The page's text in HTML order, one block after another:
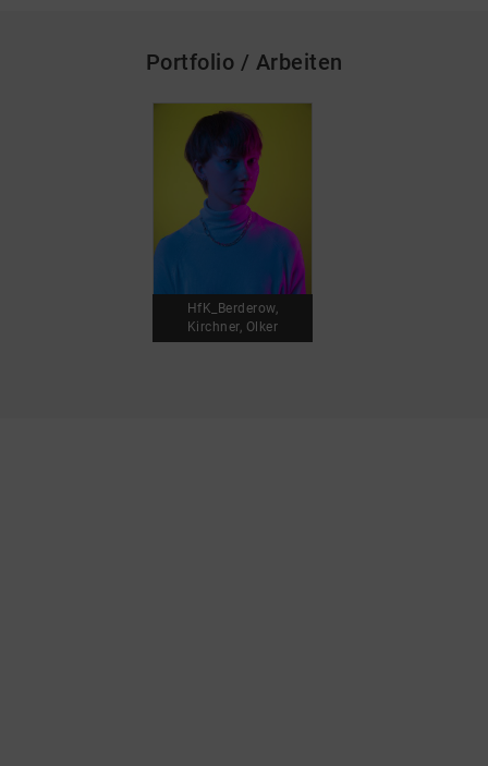
Portfolio / Arbeiten
HfK_Berderow,
Kirchner, Olker